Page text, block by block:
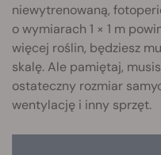
niewytrenowaną,
o wymiarach 1 × 1 m
więcej roślin, będziesz
skalę. Ale pamiętaj,
ostateczny rozmiar
wentylację i inny sprzęt.